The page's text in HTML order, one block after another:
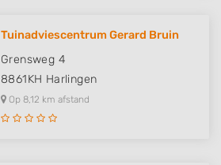
Tuinadviescentrum Gerard Bruin
Grensweg 4
8861KH Harlingen
Op 8,12 km afstand